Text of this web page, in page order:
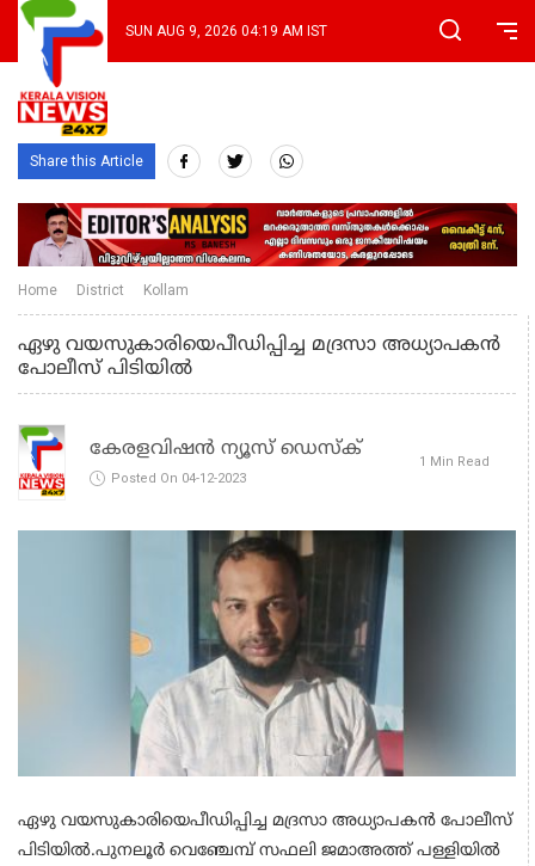
SUN AUG 9, 2026 04:19 AM IST
Share this Article
Home District Kollam
ഏഴു വയസുകാരിയെപീഡിപ്പിച്ച മദ്രസാ അധ്യാപകന്‍
പോലീസ് പിടിയില്‍
കേരളവിഷൻ ന്യൂസ് ഡെസ്‌ക്
Posted On 04-12-2023
1 Min Read
ഏഴു വയസുകാരിയെപീഡിപ്പിച്ച മദ്രസാ അധ്യാപകന്‍ പോലീസ്
പിടിയില്‍.പുനലൂര്‍ വെഞ്ചേമ്പ് സഫലി ജമാഅത്ത് പള്ളിയില്‍